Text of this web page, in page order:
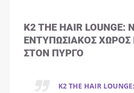
K2 THE HAIR LOUNGE:
ΕΝΤΥΠΩΣΙΑΚΌΣ ΧΏΡΟΣ
ΣΤΟΝ ΠΎΡΓΟ
K2 THE HAIR